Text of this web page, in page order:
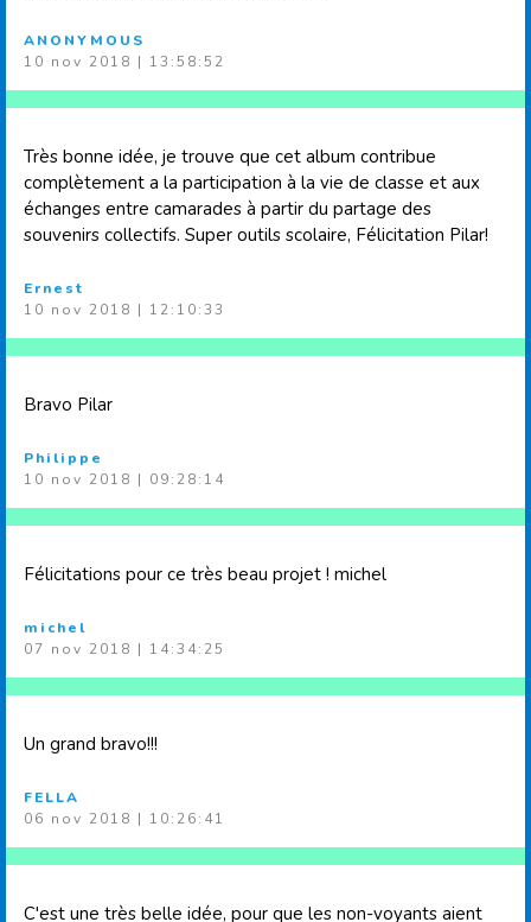
ANONYMOUS
10 nov 2018 | 13:58:52
Très bonne idée, je trouve que cet album contribue
complètement a la participation à la vie de classe et aux
échanges entre camarades à partir du partage des
souvenirs collectifs. Super outils scolaire, Félicitation Pilar!
Ernest
10 nov 2018 | 12:10:33
Bravo Pilar
Philippe
10 nov 2018 | 09:28:14
Félicitations pour ce très beau projet ! michel
michel
07 nov 2018 | 14:34:25
Un grand bravo!!!
FELLA
06 nov 2018 | 10:26:41
C'est une très belle idée, pour que les non-voyants aient